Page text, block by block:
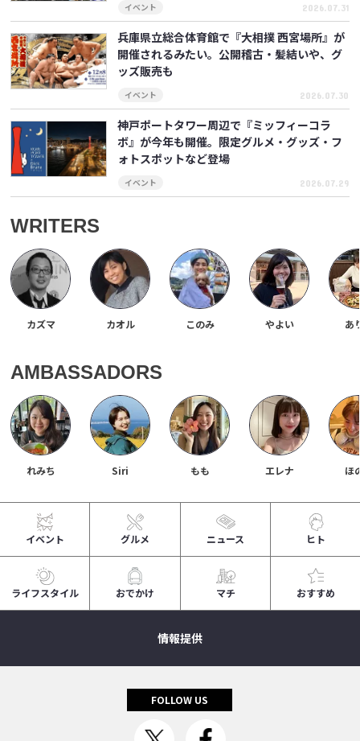
イベント 2026.07.31
兵庫県立総合体育館で『大相撲 西宮場所』が
開催されるみたい。公開稽古・髪結いや、グ
ッズ販売も
イベント 2026.07.30
神戸ポートタワー周辺で『ミッフィーコラ
ボ』が今年も開催。限定グルメ・グッズ・フ
ォトスポットなど登場
イベント 2026.07.29
WRITERS
カズマ カオル このみ やよい あ
AMBASSADORS
れみち Siri もも エレナ ほ
イベント グルメ ニュース ヒト
ライフスタイル おでかけ マチ おすすめ
情報提供
FOLLOW US